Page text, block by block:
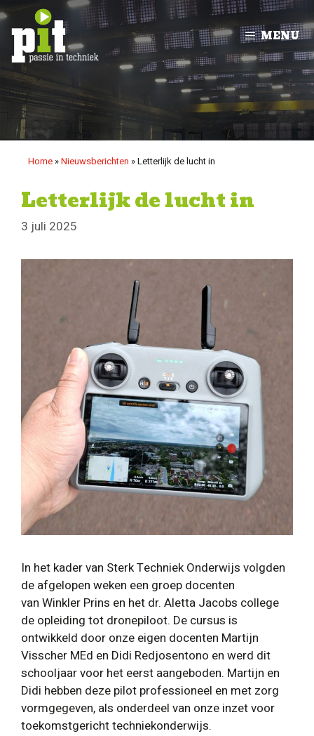
Ga
naar
inhoud
MENU
Home»Nieuwsberichten »Letterlijk de lucht in
Letterlijk de lucht in
3 juli 2025
In het kader van Sterk Techniek Onderwijs volgden
de afgelopen weken een groep docenten
van Winkler Prins en het dr. Aletta Jacobs college
de opleiding tot dronepiloot. De cursus is
ontwikkeld door onze eigen docenten Martijn
Visscher MEd en Didi Redjosentono en werd dit
schooljaar voor het eerst aangeboden. Martijn en
Didi hebben deze pilot professioneel en met zorg
vormgegeven, als onderdeel van onze inzet voor
toekomstgericht techniekonderwijs.